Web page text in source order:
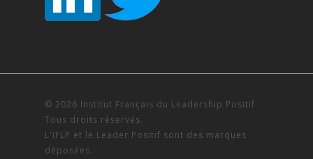
© 2026 Institut Français du Leadership Positif.
Tous droits réservés.
L'IFLP et le Leader Positif sont des marques
déposées.